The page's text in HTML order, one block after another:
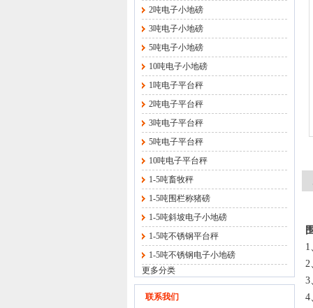
2吨电子小地磅
3吨电子小地磅
5吨电子小地磅
10吨电子小地磅
1吨电子平台秤
2吨电子平台秤
3吨电子平台秤
5吨电子平台秤
10吨电子平台秤
1-5吨畜牧秤
1-5吨围栏称猪磅
1-5吨斜坡电子小地磅
1-5吨不锈钢平台秤
1-5吨不锈钢电子小地磅
更多分类
联系我们
1
2
3
4